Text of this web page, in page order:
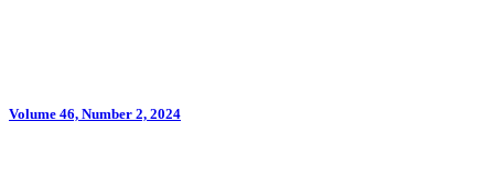
Volume 46, Number 2, 2024